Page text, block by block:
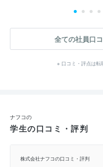
全ての社員口
※ 口コミ・評点は転
ナフコの
学生の口コミ・評判
株式会社ナフコの口コミ・評判